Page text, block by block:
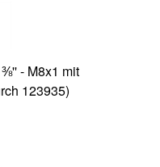
- M8x1 mit
123935)